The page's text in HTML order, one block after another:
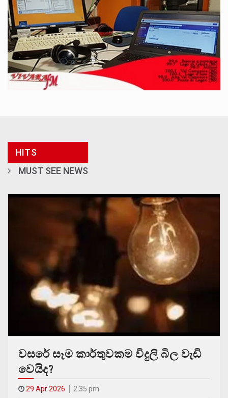
HITS
MUST SEE NEWS
වසරේ සෑම කාර්තුවකම විදුලි බිල වැඩි
වෙයිද?
29 Apr 2026 2.35 pm